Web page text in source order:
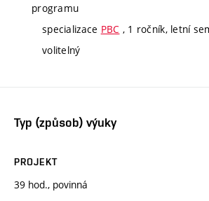
programu
specializace PBC , 1 ročník, letní
volitelný
Typ (způsob) výuky
PROJEKT
39 hod., povinná